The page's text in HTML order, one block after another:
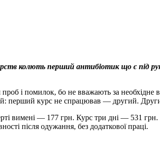
колють перший антибіотик що є під
і помилок, бо не вважають за необхідне
перший курс не спрацював — другий.
вимені — 177 грн. Курс три дні — 531
після одужання, без додаткової праці.